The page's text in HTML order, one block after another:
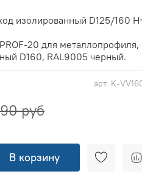
арт. K-
руб
В корзину
изолированный D125/160
20 для
D160, RAL9005 чeрный.